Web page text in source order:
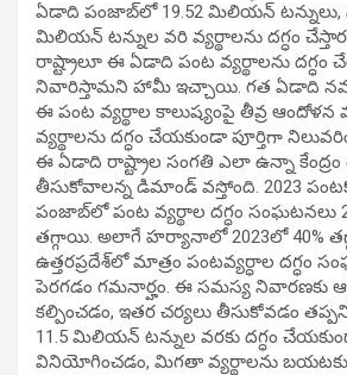
ఏడాది పంజాబ్‌లో 19.52 మిలియన్
మిలియన్ టన్నుల వరి వ్యర్థాలను దగ్ధం
రాష్ట్రాలూ ఈ ఏడాది పంట వ్యర్థాలను దగ్ధం
నివారిస్తామని హామీ ఇచ్చాయి. గత ఏడాది
ఈ పంట వ్యర్థాల కాలుష్యంపై తీవ్ర ఆందోళన
వ్యర్థాలను దగ్ధం చేయకుండా పూర్తిగా
ఈ ఏడాది రాష్ట్రాల సంగతి ఎలా ఉన్నా కేంద్రం
తీసుకోవాలన్న డిమాండ్ వస్తోంది. 2023
పంజాబ్‌లో పంట వ్యర్థాల దగ్ధం సంఘటనలు
తగ్గాయి. అలాగే హర్యానాలో 2023లో 40%
ఉత్తరప్రదేశ్‌లో మాత్రం పంటవ్యర్ధాల దగ్ధం
పెరగడం గమనార్హం. ఈ సమస్య నివారణకు
కల్పించడం, ఇతర చర్యలు తీసుకోవడం
11.5 మిలియన్ టన్నుల వరకు దగ్ధం
వినియోగించడం, మిగతా వ్యర్థాలను